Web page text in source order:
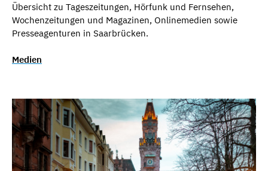
Übersicht zu Tageszeitungen, Hörfunk und Fernsehen,
Wochenzeitungen und Magazinen, Onlinemedien sowie
Presseagenturen in Saarbrücken.
Medien